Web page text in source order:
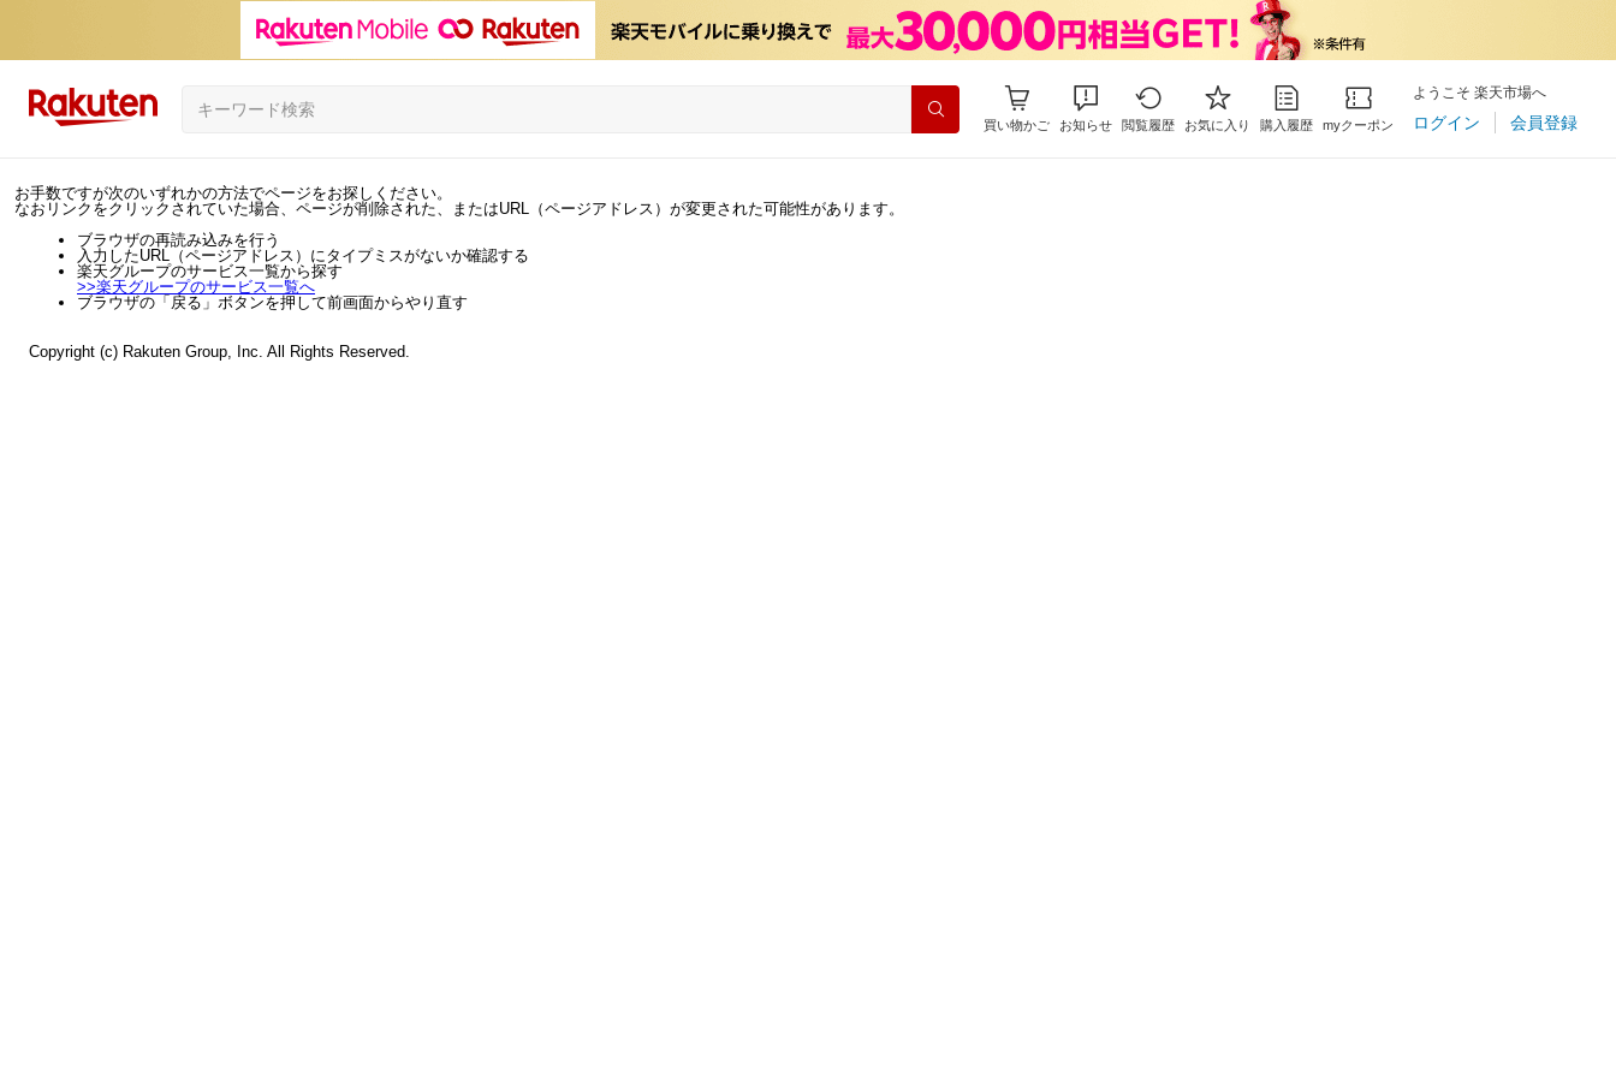
買い物かご お知らせ 閲覧履歴 お気に入り 購入履歴 myクーポン
ようこそ 楽天市場へ
ログイン 会員登録
お手数ですが次のいずれかの方法でページをお探しください。
なおリンクをクリックされていた場合、ページが削除された、またはURL（ページアドレス）が変更された可能性があります。
ブラウザの再読み込みを行う
入力したURL（ページアドレス）にタイプミスがないか確認する
楽天グループのサービス一覧から探す
>>楽天グループのサービス一覧へ
ブラウザの「戻る」ボタンを押して前画面からやり直す
Copyright (c) Rakuten Group, Inc. All Rights Reserved.